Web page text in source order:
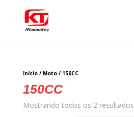
Início/ Moto/ 150CC
150CC
Mostrando todos os 2 resultados